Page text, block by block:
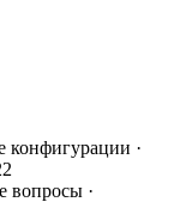
конфигурации ·
вопросы ·